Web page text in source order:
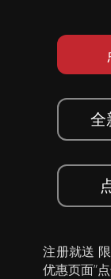
全
注册就送
优惠页面”